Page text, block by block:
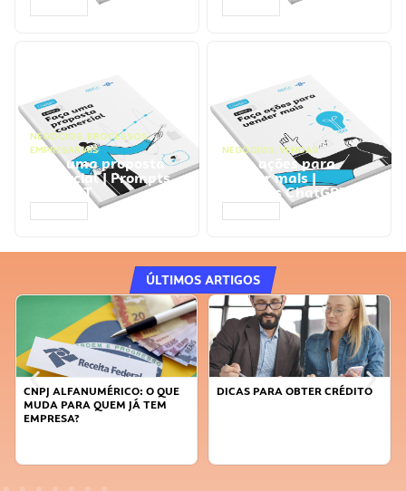
NEGÓCIOS, PROCESSOS
EMPRESARIAIS
Faça uma proposta
comercial | Prompts
ChatGPT
NEGÓCIOS, VENDAS
Faça ações para
vender mais |
Prompts ChatGPT
ÚLTIMOS ARTIGOS
DICAS PARA OBTER CRÉDITO
FAÇA A DIFERENÇA: SEJA